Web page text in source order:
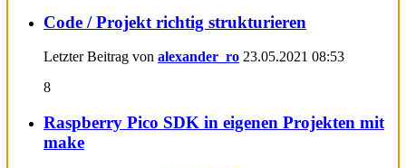
Code / Projekt richtig strukturieren
Letzter Beitrag von alexander_ro 23.05.2021 08:53
8
Raspberry Pico SDK in eigenen Projekten mit
make